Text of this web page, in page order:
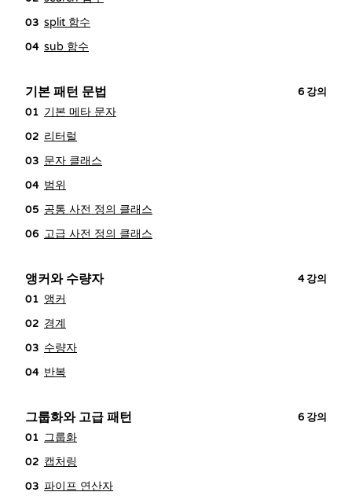
03 split 함수
04 sub 함수
기본 패턴 문법 6 강의
01 기본 메타 문자
02 리터럴
03 문자 클래스
04 범위
05 공통 사전 정의 클래스
06 고급 사전 정의 클래스
앵커와 수량자 4 강의
01 앵커
02 경계
03 수량자
04 반복
그룹화와 고급 패턴 6 강의
01 그룹화
02 캡처링
03 파이프 연산자